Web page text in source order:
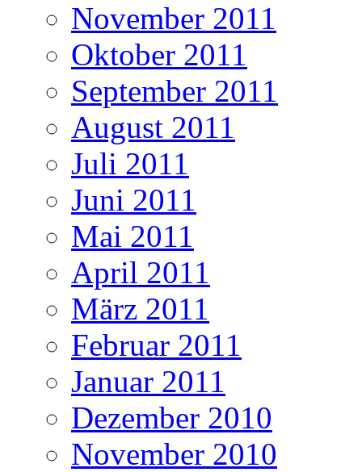
November 2011
Oktober 2011
September 2011
August 2011
Juli 2011
Juni 2011
Mai 2011
April 2011
März 2011
Februar 2011
Januar 2011
Dezember 2010
November 2010